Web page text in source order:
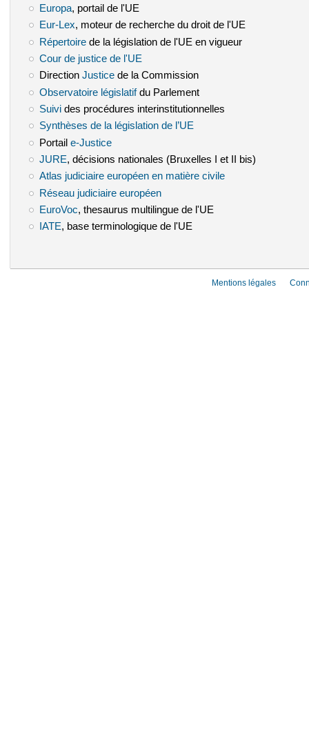
Europa(le lien est externe)
, portail de l'UE
Eur-Lex(le lien est externe)
, moteur de recherche du droit de l'UE
Répertoire(le lien est externe)
de la législation de l'UE en vigueur
Cour de justice de l'UE
Direction Justice(le lien est externe)
de la Commission
Observatoire législatif(le lien est externe)
du Parlement
Suivi(le lien est externe)
des procédures interinstitutionnelles
Synthèses de la législation de l’UE
Portail e-Justice(le lien est externe)
JURE(le lien est externe)
, décisions nationales (Bruxelles I et II bis)
Atlas judiciaire européen en matière civile(le lien est externe)
Réseau judiciaire européen(le lien est externe)
EuroVoc(le lien est externe)
, thesaurus multilingue de l'UE
IATE(le lien est externe)
, base terminologique de l'UE
Mentions légales